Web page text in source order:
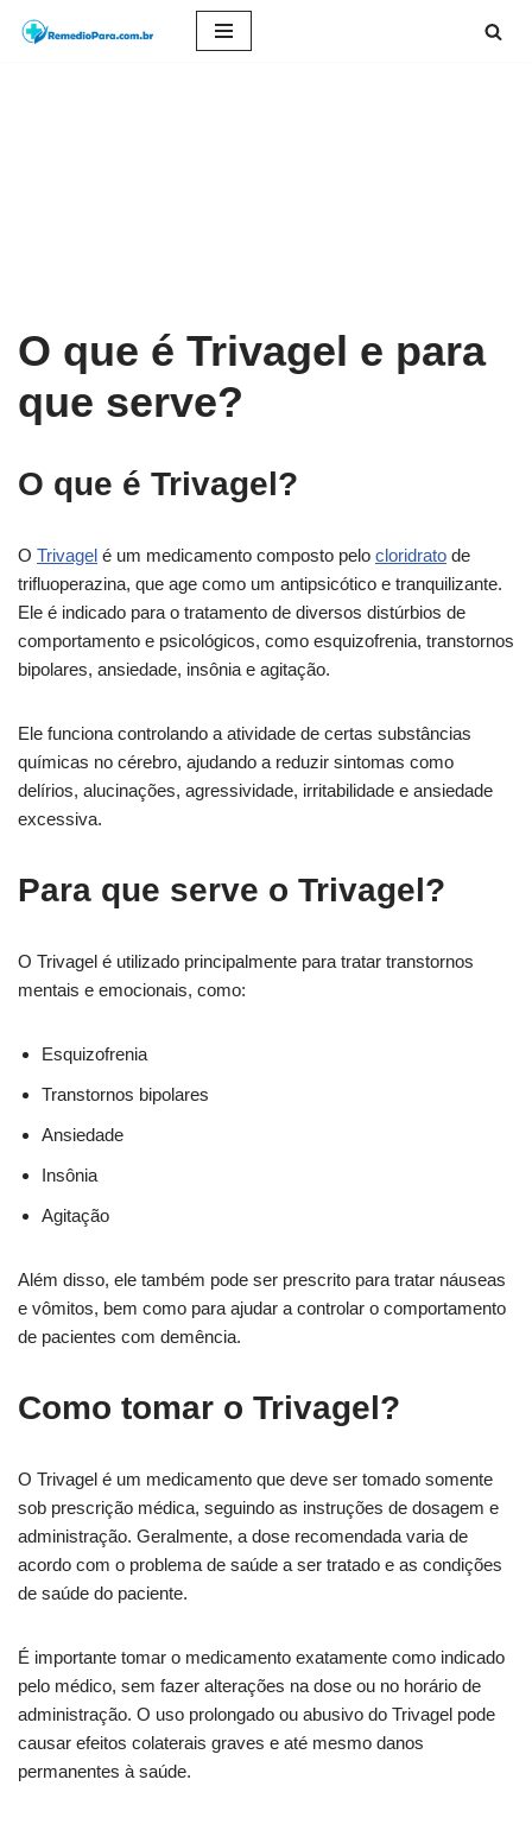
O que é Trivagel e para
que serve?
O que é Trivagel?
O Trivagel é um medicamento composto pelo cloridrato de
trifluoperazina, que age como um antipsicótico e tranquilizante.
Ele é indicado para o tratamento de diversos distúrbios de
comportamento e psicológicos, como esquizofrenia, transtornos
bipolares, ansiedade, insônia e agitação.
Ele funciona controlando a atividade de certas substâncias
químicas no cérebro, ajudando a reduzir sintomas como
delírios, alucinações, agressividade, irritabilidade e ansiedade
excessiva.
Para que serve o Trivagel?
O Trivagel é utilizado principalmente para tratar transtornos
mentais e emocionais, como:
Esquizofrenia
Transtornos bipolares
Ansiedade
Insônia
Agitação
Além disso, ele também pode ser prescrito para tratar náuseas
e vômitos, bem como para ajudar a controlar o comportamento
de pacientes com demência.
Como tomar o Trivagel?
O Trivagel é um medicamento que deve ser tomado somente
sob prescrição médica, seguindo as instruções de dosagem e
administração. Geralmente, a dose recomendada varia de
acordo com o problema de saúde a ser tratado e as condições
de saúde do paciente.
É importante tomar o medicamento exatamente como indicado
pelo médico, sem fazer alterações na dose ou no horário de
administração. O uso prolongado ou abusivo do Trivagel pode
causar efeitos colaterais graves e até mesmo danos
permanentes à saúde.